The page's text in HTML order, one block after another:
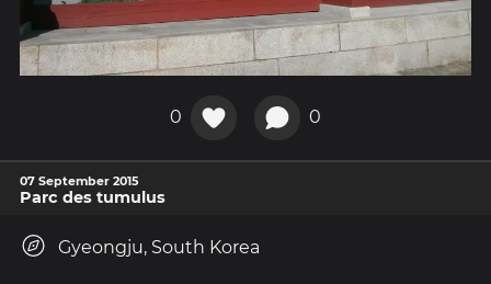
0 0
07 September 2015
Parc des tumulus
Gyeongju, South Korea